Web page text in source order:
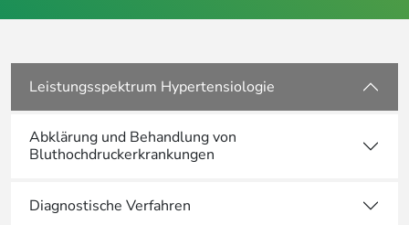
Leistungsspektrum Hypertensiologie
Abklärung und Behandlung von
Bluthochdruckerkrankungen
Diagnostische Verfahren